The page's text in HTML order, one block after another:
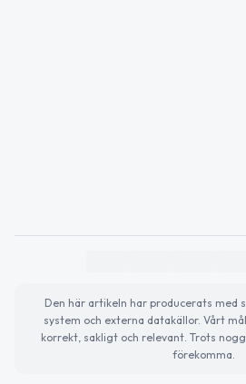
Den här artikeln har producerats med
system och externa datakällor. Vårt
korrekt, sakligt och relevant. Trots
förekomma.